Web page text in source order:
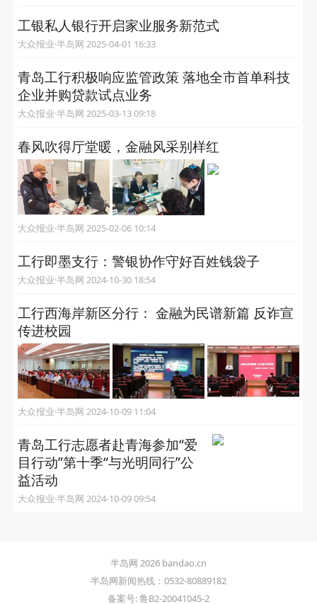
工银私人银行开启家业服务新范式
大众报业·半岛网 2025-04-01 16:33
青岛工行积极响应监管政策 落地全市首单科技
企业并购贷款试点业务
大众报业·半岛网 2025-03-13 09:18
春风吹得厅堂暖，金融风采别样红
大众报业·半岛网 2025-02-06 10:14
工行即墨支行：警银协作守好百姓钱袋子
大众报业·半岛网 2024-10-30 18:54
工行西海岸新区分行： 金融为民谱新篇 反诈宣
传进校园
大众报业·半岛网 2024-10-09 11:04
青岛工行志愿者赴青海参加“爱
目行动”第十季“与光明同行”公
益活动
大众报业·半岛网 2024-10-09 09:54
半岛网 2026 bandao.cn
半岛网新闻热线：0532-80889182
备案号: 鲁B2-20041045-2